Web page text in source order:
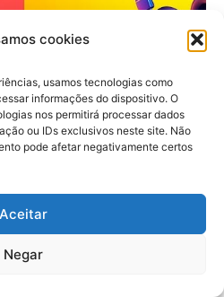
cookies
usamos tecnologias como
informações do dispositivo. O
nos permitirá processar dados
ou IDs exclusivos neste site. Não
pode afetar negativamente certos
Aceitar
Negar